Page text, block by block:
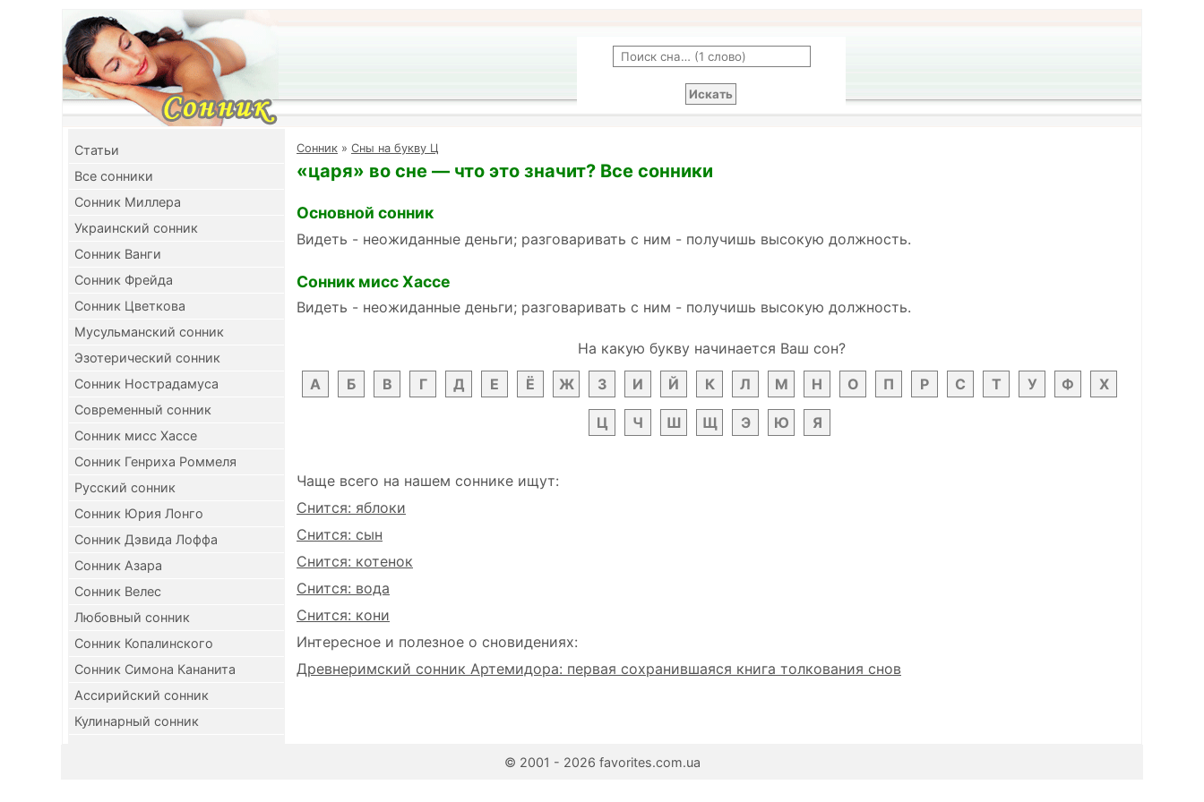
Cтатьи
Все сонники
Сонник Миллера
Украинский сонник
Сонник Ванги
Сонник Фрейда
Сонник Цветкова
Мусульманский сонник
Эзотерический сонник
Сонник Нострадамуса
Современный сонник
Сонник мисс Хассе
Сонник Генриха Роммеля
Русский сонник
Сонник Юрия Лонго
Сонник Дэвида Лоффа
Сонник Азара
Сонник Велес
Любовный сонник
Сонник Копалинского
Сонник Симона Кананита
Ассирийский сонник
Кулинарный сонник
Cонник » Сны на букву Ц
«царя» во сне — что это значит? Все сонники
Основной сонник
Видеть - неожиданные деньги; разговаривать с ним - получишь высокую должность.
Сонник мисс Хассе
Видеть - неожиданные деньги; разговаривать с ним - получишь высокую должность.
На какую букву начинается Ваш сон?
А
Б В Г Д Е Ё Ж З И Й К Л М Н О П Р С Т У Ф Х
Ц Ч Ш Щ Э Ю Я
Чаще всего на нашем соннике ищут:
Снится: яблоки
Снится: сын
Снится: котенок
Снится: вода
Снится: кони
Интересное и полезное о сновидениях:
Древнеримский сонник Артемидора: первая сохранившаяся книга толкования снов
© 2001 - 2026 favorites.com.ua